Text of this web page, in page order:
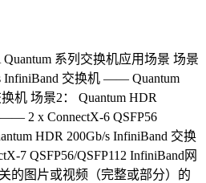
系列交换机应用场景 场景
InfiniBand 交换机 —— Quantum
机 场景2： Quantum HDR
2 x ConnectX-6 QSFP56
HDR 200Gb/s InfiniBand 交换
7 QSFP56/QSFP112 InfiniBand网
的图片或视频（完整或部分）的